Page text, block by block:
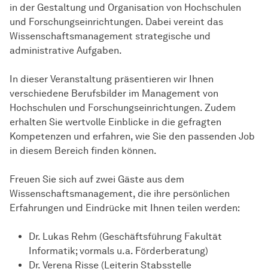
in der Gestaltung und Organisation von Hochschulen
und Forschungseinrichtungen. Dabei vereint das
Wissenschaftsmanagement strategische und
administrative Aufgaben.
In dieser Veranstaltung präsentieren wir Ihnen
verschiedene Berufsbilder im Management von
Hochschulen und Forschungseinrichtungen. Zudem
erhalten Sie wertvolle Einblicke in die gefragten
Kompetenzen und erfahren, wie Sie den passenden Job
in diesem Bereich finden können.
Freuen Sie sich auf zwei Gäste aus dem
Wissenschaftsmanagement, die ihre persönlichen
Erfahrungen und Eindrücke mit Ihnen teilen werden:
Dr. Lukas Rehm (Geschäftsführung Fakultät
Informatik; vormals u.a. Förderberatung)
Dr. Verena Risse (Leiterin Stabsstelle